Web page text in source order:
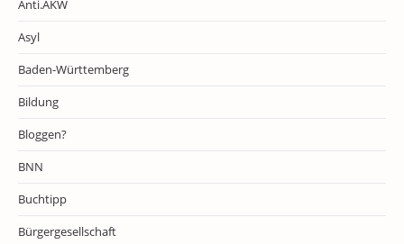
Anti.AKW
Asyl
Baden-Württemberg
Bildung
Bloggen?
BNN
Buchtipp
Bürgergesellschaft